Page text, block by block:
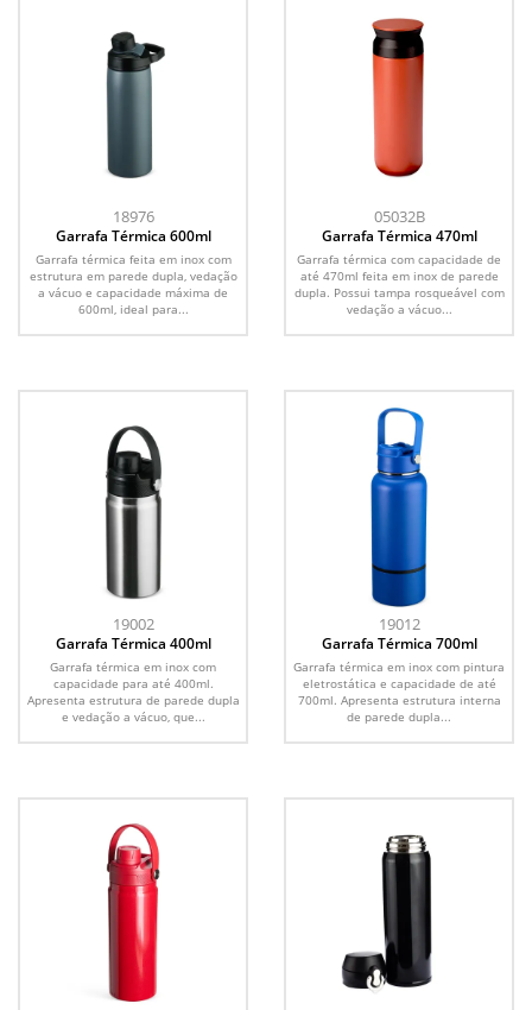
18976
Garrafa Térmica 600ml
Garrafa térmica feita em inox com
estrutura em parede dupla, vedação
a vácuo e capacidade máxima de
600ml, ideal para...
05032B
Garrafa Térmica 470ml
Garrafa térmica com capacidade de
até 470ml feita em inox de parede
dupla. Possui tampa rosqueável com
vedação a vácuo...
19002
Garrafa Térmica 400ml
Garrafa térmica em inox com
capacidade para até 400ml.
Apresenta estrutura de parede dupla
e vedação a vácuo, que...
19012
Garrafa Térmica 700ml
Garrafa térmica em inox com pintura
eletrostática e capacidade de até
700ml. Apresenta estrutura interna
de parede dupla...